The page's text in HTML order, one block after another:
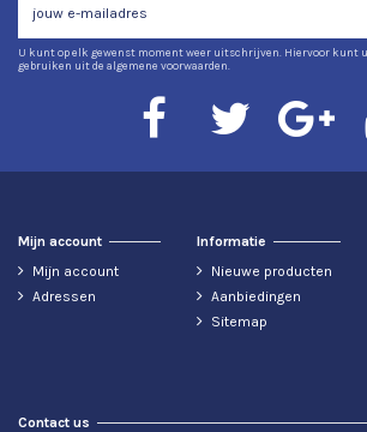
U kunt op elk gewenst moment weer uitschrijven. Hiervoor kunt
gebruiken uit de algemene voorwaarden.
Mijn account
Mijn account
Adressen
Informatie
Nieuwe producten
Aanbiedingen
Sitemap
Contact us